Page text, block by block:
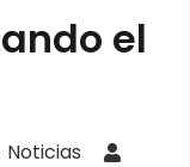
el
Noticias